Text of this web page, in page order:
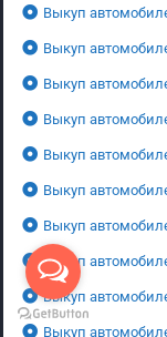
Выкуп
Выкуп
Выкуп
Выкуп
Выкуп
Выкуп
Выкуп
Выкуп
Выкуп
Выкуп